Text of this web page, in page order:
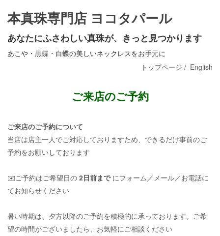
本真珠専門店 ヨコタパール
あなたにふさわしい真珠が、きっと見つかります
あこや・黒蝶・白蝶の美しいネックレスをお手元に
トップページ / English
ご来店のご予約
ご来店のご予約について
当店は店主一人でご対応しておりますため、できるだけ事前のご
予約をお願いしております
✉️ご予約はご希望日の 2日前までにフォーム／メール／お電話に
てお知らせください
暑い時期は、夕方以降のご予約を積極的に承っております。ご希
望の時間がございましたら、お気軽にご相談ください